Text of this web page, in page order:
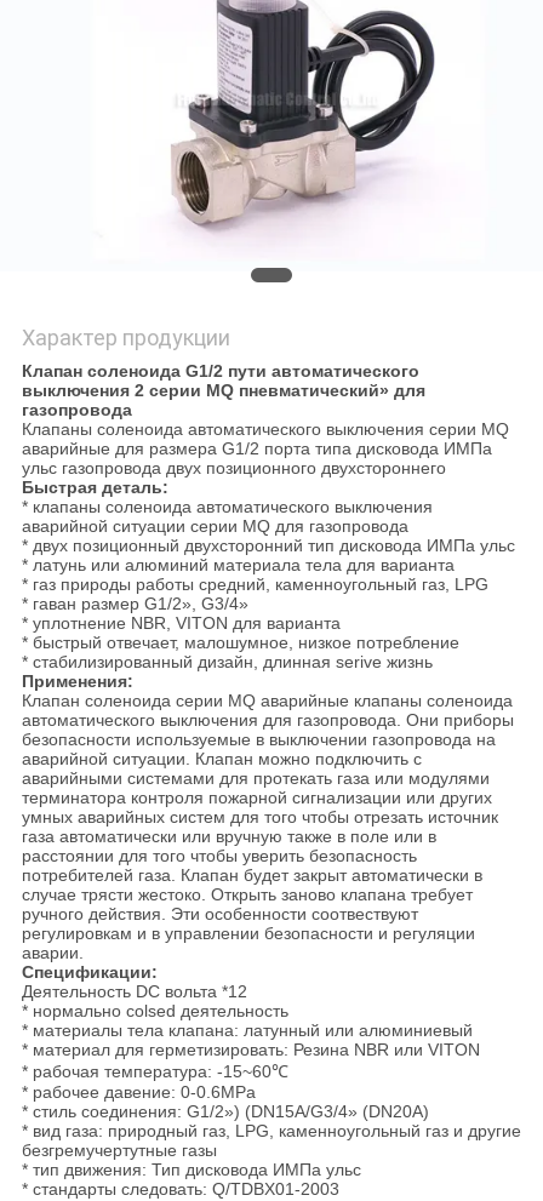
Характер продукции
Клапан соленоида G1/2 пути автоматического
выключения 2 серии MQ пневматический» для
газопровода
Клапаны соленоида автоматического выключения серии MQ
аварийные для размера G1/2 порта типа дисковода ИМПа
ульс газопровода двух позиционного двухстороннего
Быстрая деталь:
* клапаны соленоида автоматического выключения
аварийной ситуации серии MQ для газопровода
* двух позиционный двухсторонний тип дисковода ИМПа ульс
* латунь или алюминий материала тела для варианта
* газ природы работы средний, каменноугольный газ, LPG
* гаван размер G1/2», G3/4»
* уплотнение NBR, VITON для варианта
* быстрый отвечает, малошумное, низкое потребление
* стабилизированный дизайн, длинная serive жизнь
Применения:
Клапан соленоида серии MQ аварийные клапаны соленоида
автоматического выключения для газопровода. Они приборы
безопасности используемые в выключении газопровода на
аварийной ситуации. Клапан можно подключить с
аварийными системами для протекать газа или модулями
терминатора контроля пожарной сигнализации или других
умных аварийных систем для того чтобы отрезать источник
газа автоматически или вручную также в поле или в
расстоянии для того чтобы уверить безопасность
потребителей газа. Клапан будет закрыт автоматически в
случае трясти жестоко. Открыть заново клапана требует
ручного действия. Эти особенности соотвествуют
регулировкам и в управлении безопасности и регуляции
аварии.
Спецификации:
Деятельность DC вольта *12
* нормально colsed деятельность
* материалы тела клапана: латунный или алюминиевый
* материал для герметизировать: Резина NBR или VITON
* рабочая температура: -15~60℃
* рабочее давение: 0-0.6MPa
* стиль соединения: G1/2») (DN15A/G3/4» (DN20A)
* вид газа: природный газ, LPG, каменноугольный газ и другие
безгремучертутные газы
* тип движения: Тип дисковода ИМПа ульс
* стандарты следовать: Q/TDBX01-2003